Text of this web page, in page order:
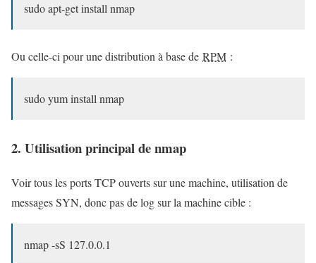
sudo apt-get install nmap
Ou celle-ci pour une distribution à base de RPM :
sudo yum install nmap
2. Utilisation principal de nmap
Voir tous les ports TCP ouverts sur une machine, utilisation de
messages SYN, donc pas de log sur la machine cible :
nmap -sS 127.0.0.1